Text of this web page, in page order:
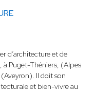
d’architecture et de
Puget-Théniers, (Alpes
Il doit son
et bien-vivre au